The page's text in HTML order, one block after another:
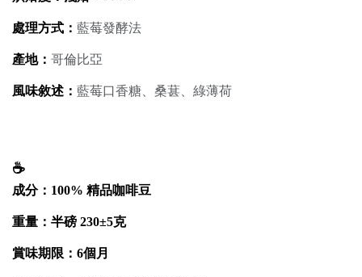
處理方式： 藍莓發酵法
產地： 哥倫比亞
風味敘述： 藍莓口香糖、桑葚、綠薄荷
☕
成分：100% 精品咖啡豆
重量：半磅 230±5克
賞味期限：6個月